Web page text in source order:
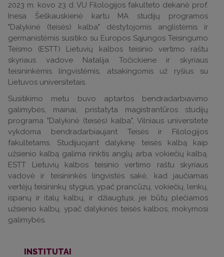
2023 m. kovo 23 d. VU Filologijos fakulteto dekanė prof.
Inesa Šeškauskienė kartu MA studijų programos
"Dalykinė (teisės) kalba" dėstytojomis anglistėmis ir
germanistėmis susitiko su Europos Sąjungos Teisingumo
Teismo (ESTT) Lietuvių kalbos teisinio vertimo raštu
skyriaus vadove Natalija Točickiene ir skyriaus
teisininkėmis lingvistėmis, atsakingomis už ryšius su
Lietuvos universitetais.
Susitikimo metu buvo aptartos bendradarbiavimo
galimybės, mainai, pristatyta magistrantūros studijų
programa "Dalykinė (teisės) kalba", Vilniaus universitete
vykdoma bendradarbiaujant Teisės ir Filologijos
fakultetams. Studijuojant dalykinę teisės kalbą kaip
užsienio kalbą galima rinktis anglų arba vokiečių kalbą.
ESTT Lietuvių kalbos teisinio vertimo raštu skyriaus
vadovė ir teisininkės lingvistės sakė, kad jaučiamas
vertėjų teisininkų stygius, ypač prancūzų, vokiečių, lenkų,
ispanų ir italų kalbų, ir džiaugtųsi, jei būtų plečiamos
užsienio kalbų, ypač dalykinės teisės kalbos, mokymosi
galimybės.
INSTITUTAI